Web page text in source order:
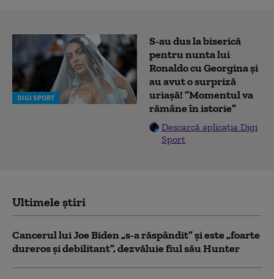
DIGI SPORT
S-au dus la biserică
pentru nunta lui
Ronaldo cu Georgina și
au avut o surpriză
uriașă! ”Momentul va
rămâne în istorie”
Descarcă aplicația Digi
Sport
Ultimele știri
Cancerul lui Joe Biden „s-a răspândit” şi este „foarte
dureros și debilitant”, dezvăluie fiul său Hunter